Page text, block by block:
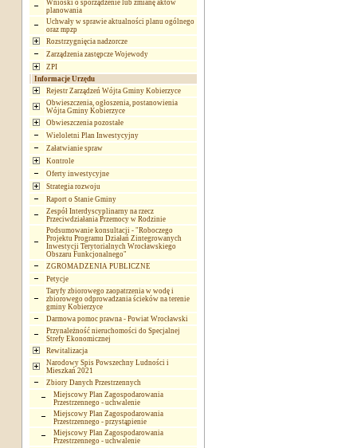
Wnioski o sporządzenie lub zmianę aktów
planowania
Uchwały w sprawie aktualności planu ogólnego
oraz mpzp
Rozstrzygnięcia nadzorcze
Zarządzenia zastępcze Wojewody
ZPI
Informacje Urzędu
Rejestr Zarządzeń Wójta Gminy Kobierzyce
Obwieszczenia, ogłoszenia, postanowienia
Wójta Gminy Kobierzyce
Obwieszczenia pozostałe
Wieloletni Plan Inwestycyjny
Załatwianie spraw
Kontrole
Oferty inwestycyjne
Strategia rozwoju
Raport o Stanie Gminy
Zespół Interdyscyplinarny na rzecz
Przeciwdziałania Przemocy w Rodzinie
Podsumowanie konsultacji - "Roboczego
Projektu Programu Działań Zintegrowanych
Inwestycji Terytorialnych Wrocławskiego
Obszaru Funkcjonalnego"
ZGROMADZENIA PUBLICZNE
Petycje
Taryfy zbiorowego zaopatrzenia w wodę i
zbiorowego odprowadzania ścieków na terenie
gminy Kobierzyce
Darmowa pomoc prawna - Powiat Wrocławski
Przynależność nieruchomości do Specjalnej
Strefy Ekonomicznej
Rewitalizacja
Narodowy Spis Powszechny Ludności i
Mieszkań 2021
Zbiory Danych Przestrzennych
Miejscowy Plan Zagospodarowania
Przestrzennego - uchwalenie
Miejscowy Plan Zagospodarowania
Przestrzennego - przystąpienie
Miejscowy Plan Zagospodarowania
Przestrzennego - uchwalenie